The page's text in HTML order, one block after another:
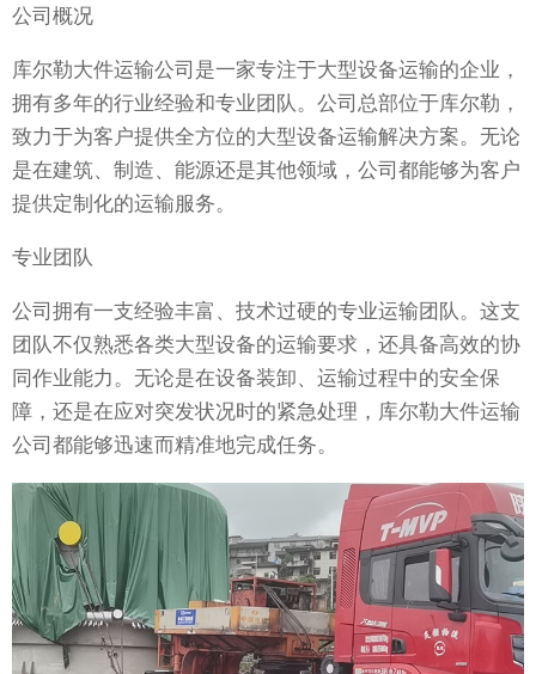
公司概况
库尔勒大件运输公司是一家专注于大型设备运输的企业，
拥有多年的行业经验和专业团队。公司总部位于库尔勒，
致力于为客户提供全方位的大型设备运输解决方案。无论
是在建筑、制造、能源还是其他领域，公司都能够为客户
提供定制化的运输服务。
专业团队
公司拥有一支经验丰富、技术过硬的专业运输团队。这支
团队不仅熟悉各类大型设备的运输要求，还具备高效的协
同作业能力。无论是在设备装卸、运输过程中的安全保
障，还是在应对突发状况时的紧急处理，库尔勒大件运输
公司都能够迅速而精准地完成任务。